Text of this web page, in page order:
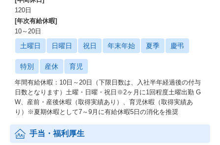
120日
[年次有給休暇]
10～20日
土曜日 日曜日 祝日 年末年始 夏季 慶弔
特別 産休 育児
年間有給休暇：10日～20日（下限日数は、入社半年経過後の付与
日数となります）土曜・日曜・祝日※2ヶ月に1回程度土曜出勤 G
W、産前・産後休暇（取得実績あり）、育児休暇（取得実績あ
り）※夏期休暇として7～9月に有給休暇5日の消化を推奨
手当・福利厚生